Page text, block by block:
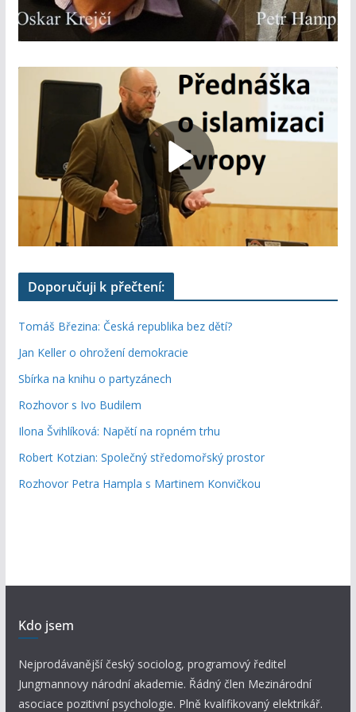
Doporučuji k přečtení:
Tomáš Březina: Česká republika bez dětí?
Jan Keller o ohrožení demokracie
Sbírka na knihu o partyzánech
Rozhovor s Ivo Budilem
Ilona Švihlíková: Napětí na ropném trhu
Robert Kotzian: Společný středomořský prostor
Rozhovor Petra Hampla s Martinem Konvičkou
Kdo jsem
Nejprodávanější český sociolog, programový ředitel
Jungmannovy národní akademie. Řádný člen Mezinárodní
asociace pozitivní psychologie. Plně kvalifikovaný elektrikář.